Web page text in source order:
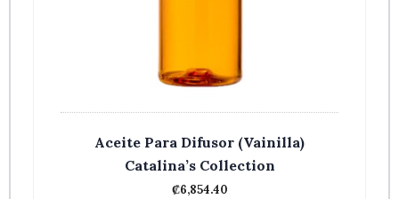
Aceite Para Difusor (Vainilla)
Catalina’s Collection
₡6,854.40